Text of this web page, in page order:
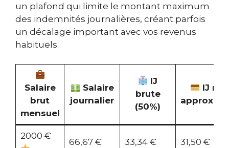
un plafond qui limite le montant maximum
des indemnités journalières, créant parfois
un décalage important avec vos revenus
habituels.
Salaire
brut
mensuel
Salaire
journalier
IJ
brute
(50%)
IJ
2000 €
66,67 € 33,34 € 31,50 €